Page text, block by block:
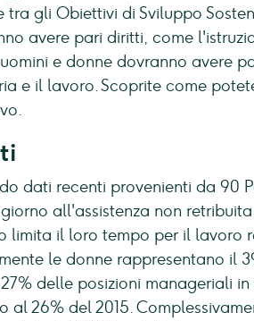
tra gli Obiettivi di Sviluppo
avere pari diritti, come
e donne dovranno avere
e il lavoro. Scoprite come
dati recenti provenienti da 90
all'assistenza non
limita il loro tempo per il lavoro
le donne rappresentano il
delle posizioni manageriali
al 26% del 2015.